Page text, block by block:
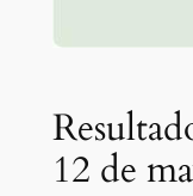
12 de